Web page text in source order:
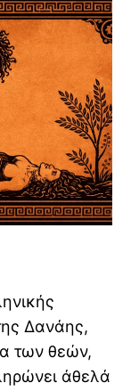
Δανάης,
των θεών,
άθελά